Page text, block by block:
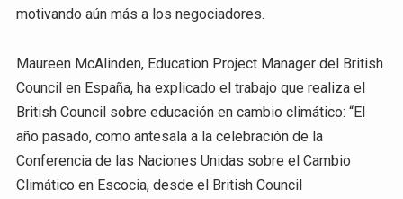
motivando aún más a los negociadores.
Maureen McAlinden, Education Project Manager del British
Council en España, ha explicado el trabajo que realiza el
British Council sobre educación en cambio climático: “El
año pasado, como antesala a la celebración de la
Conferencia de las Naciones Unidas sobre el Cambio
Climático en Escocia, desde el British Council